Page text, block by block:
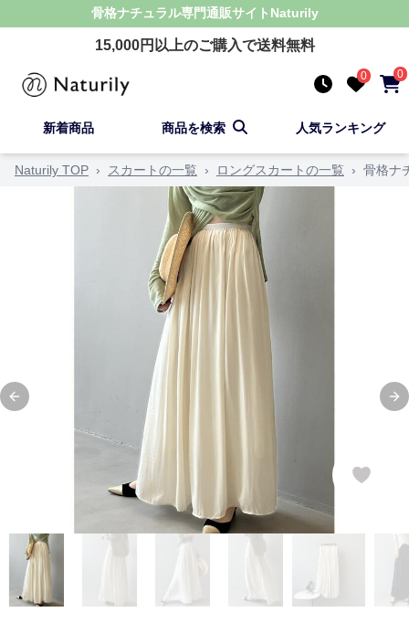
骨格ナチュラル専門通販サイト Naturily
15,000円以上のご購入で送料無料
0 0
新着商品 商品を検索 人気ランキング
Naturily TOP › スカートの一覧 › ロングスカートの一覧 › 骨格ナ
Previous slide